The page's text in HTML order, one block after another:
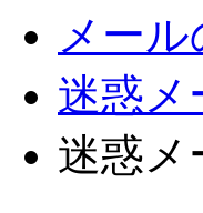
メール
迷惑メ
迷惑メ